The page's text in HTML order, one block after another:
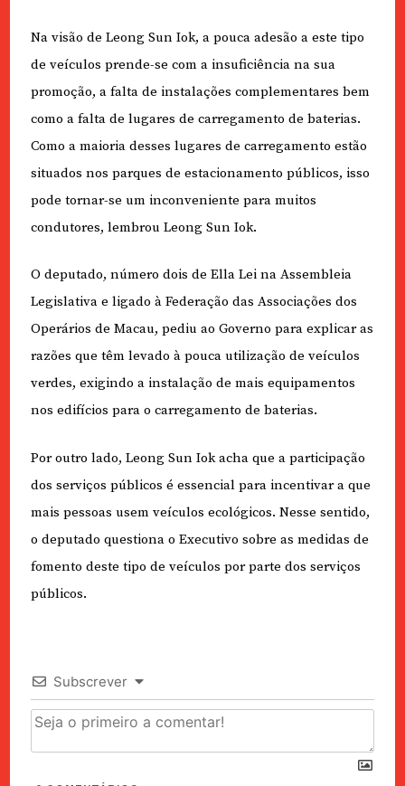
Na visão de Leong Sun Iok, a pouca adesão a este tipo
de veículos prende-se com a insuficiência na sua
promoção, a falta de instalações complementares bem
como a falta de lugares de carregamento de baterias.
Como a maioria desses lugares de carregamento estão
situados nos parques de estacionamento públicos, isso
pode tornar-se um inconveniente para muitos
condutores, lembrou Leong Sun Iok.
O deputado, número dois de Ella Lei na Assembleia
Legislativa e ligado à Federação das Associações dos
Operários de Macau, pediu ao Governo para explicar as
razões que têm levado à pouca utilização de veículos
verdes, exigindo a instalação de mais equipamentos
nos edifícios para o carregamento de baterias.
Por outro lado, Leong Sun Iok acha que a participação
dos serviços públicos é essencial para incentivar a que
mais pessoas usem veículos ecológicos. Nesse sentido,
o deputado questiona o Executivo sobre as medidas de
fomento deste tipo de veículos por parte dos serviços
públicos.
Subscrever